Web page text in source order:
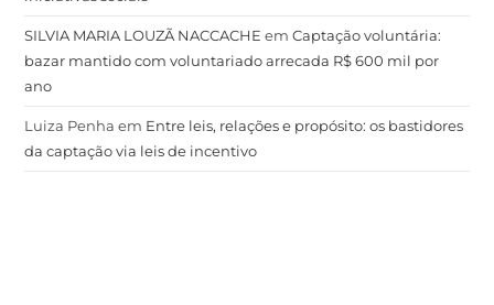
SILVIA MARIA LOUZÃ NACCACHE emCaptação voluntária:
bazar mantido com voluntariado arrecada R$ 600 mil por
ano
Luiza Penha em Entre leis, relações e propósito: os bastidores
da captação via leis de incentivo